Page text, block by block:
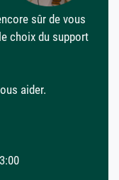
sûr de vous
choix du support
aider.